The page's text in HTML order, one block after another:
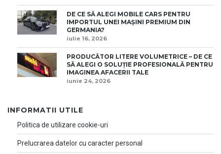
DE CE SĂ ALEGI MOBILE CARS PENTRU
IMPORTUL UNEI MAȘINI PREMIUM DIN
GERMANIA?
iulie 16, 2026
PRODUCĂTOR LITERE VOLUMETRICE – DE CE
SĂ ALEGI O SOLUȚIE PROFESIONALĂ PENTRU
IMAGINEA AFACERII TALE
iunie 24, 2026
INFORMATII UTILE
Politica de utilizare cookie-uri
Prelucrarea datelor cu caracter personal